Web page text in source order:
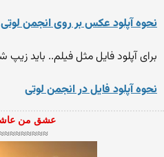
نحوه آپلود عکس بر روی انجمن لوتی
برای آپلود فایل مثل فیلم.. باید زیپ شده و كمتر
نحوه آپلود فایل در انجمن لوتی
عشق من